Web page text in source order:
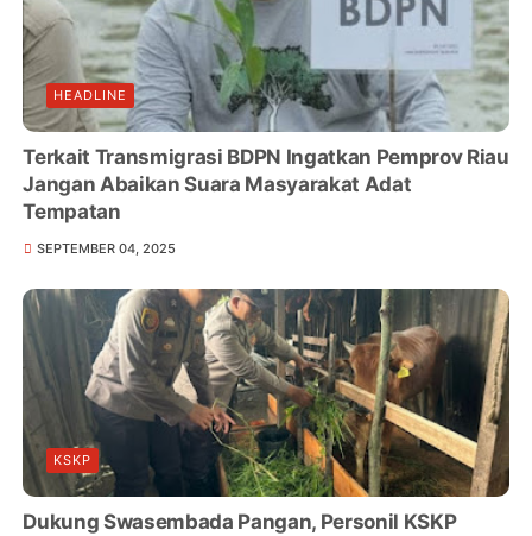
HEADLINE
Terkait Transmigrasi BDPN Ingatkan Pemprov Riau
Jangan Abaikan Suara Masyarakat Adat
Tempatan
SEPTEMBER 04, 2025
KSKP
Dukung Swasembada Pangan, Personil KSKP